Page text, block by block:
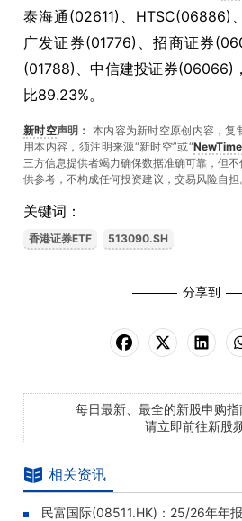
泰海通 (02611) 、 HTSC(06886)
广发证券(01776) 、招商证券
(01788) 、中信建投证券(06066)
比89.23%。
新时空声明： 本内容为新时空原创内容，复
用本内容，须注明来源“新时空”或“
三方信息提供者竭力确保数据准确可靠，但
供参考，不构成任何投资建议，交易风险自担
关键词：
香港证券ETF 513090.SH
分享到
每日最新、最全的新股申购指
请立即前往新股
相关资讯
民富国际(08511.HK)：25/26年年